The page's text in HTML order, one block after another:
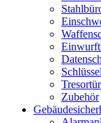
Zubehör